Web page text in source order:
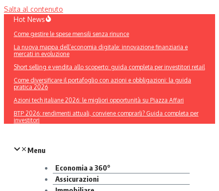
Salta al contenuto
Hot News
Come gestire le spese mensili senza rinunce
La nuova mappa dell’economia digitale: innovazione finanziaria e
mercati in evoluzione
Short selling e vendita allo scoperto: guida completa per investitori retail
Come diversificare il portafoglio con azioni e obbligazioni: la guida
pratica 2026
Azioni tech italiane 2026: le migliori opportunità su Piazza Affari
BTP 2026: rendimenti attuali, conviene comprarli? Guida completa per
investitori
Menu
Economia a 360°
Assicurazioni